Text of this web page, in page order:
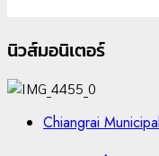
นิวส์มอนิเตอร์
Chiangrai